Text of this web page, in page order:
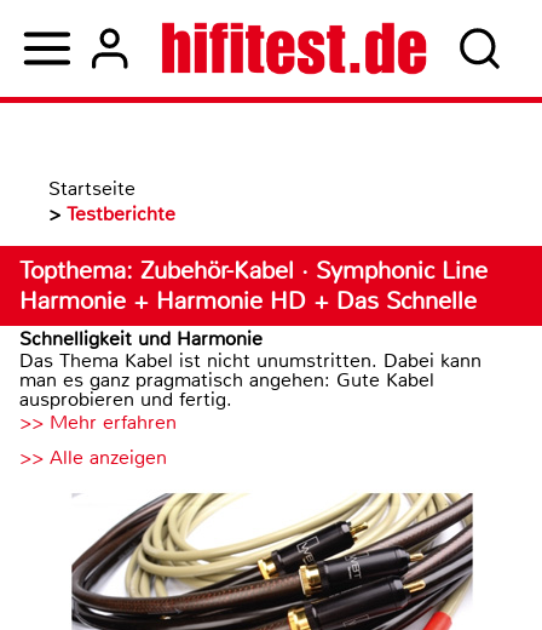
Startseite
> Testberichte
Topthema: Zubehör-Kabel · Symphonic Line
Harmonie + Harmonie HD + Das Schnelle
Schnelligkeit und Harmonie
Das Thema Kabel ist nicht unumstritten. Dabei kann
man es ganz pragmatisch angehen: Gute Kabel
ausprobieren und fertig.
>> Mehr erfahren
>> Alle anzeigen